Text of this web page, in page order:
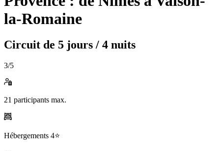
la-Romaine
Circuit de 5 jours / 4 nuits
3/5
21 participants max.
Hébergements 4⭐️